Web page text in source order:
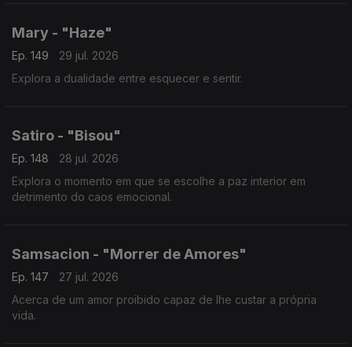
Mary - "Haze"
Ep. 149
29 jul. 2026
Explora a dualidade entre esquecer e sentir.
Satiro - "Bisou"
Ep. 148
28 jul. 2026
Explora o momento em que se escolhe a paz interior em
detrimento do caos emocional.
Samsacion - "Morrer de Amores"
Ep. 147
27 jul. 2026
Acerca de um amor proibido capaz de lhe custar a própria
vida.